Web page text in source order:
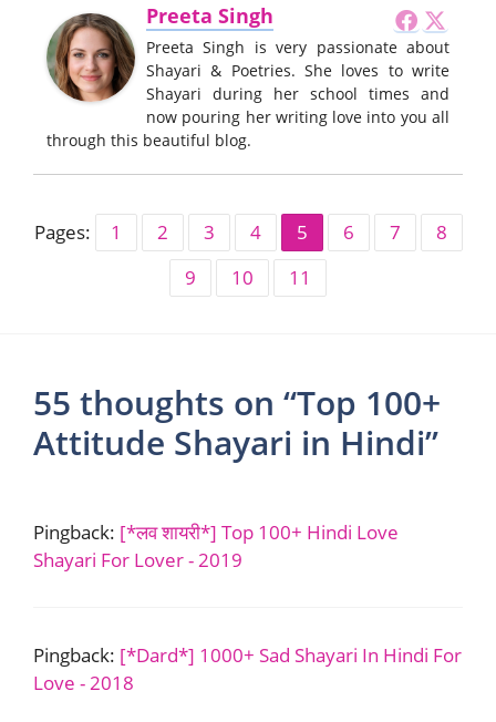
Preeta Singh
Preeta Singh is very passionate about
Shayari & Poetries. She loves to write
Shayari during her school times and
now pouring her writing love into you all
through this beautiful blog.
Pages: 1 2 3 4 5 6 7
8
9
10 11
55 thoughts on “Top 100+
Attitude Shayari in Hindi”
Pingback: [*लव शायरी*] Top 100+ Hindi Love
Shayari For Lover - 2019
Pingback: [*Dard*] 1000+ Sad Shayari In Hindi For
Love - 2018